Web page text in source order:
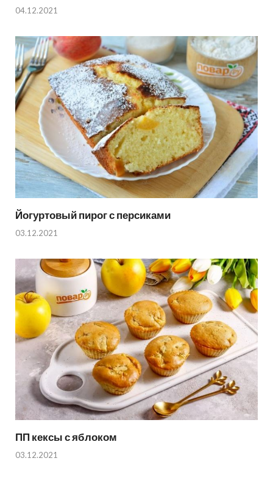
04.12.2021
Йогуртовый пирог с персиками
03.12.2021
ПП кексы с яблоком
03.12.2021